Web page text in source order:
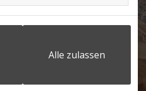
Alle zulassen